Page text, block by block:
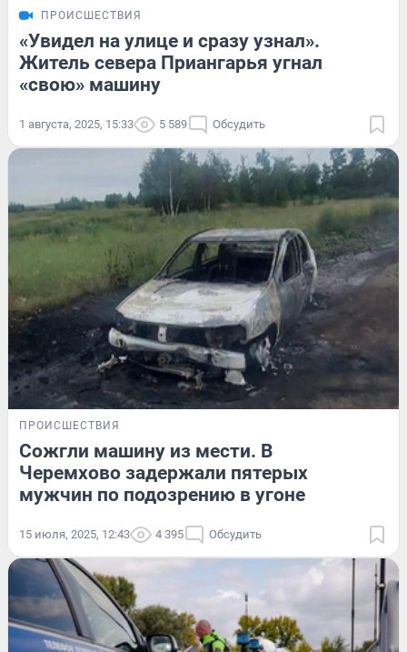
ПРОИСШЕСТВИЯ
«Увидел на улице и сразу узнал».
Житель севера Приангарья угнал
«свою» машину
1 августа, 2025, 15:33 5 589 Обсудить
ПРОИСШЕСТВИЯ
Сожгли машину из мести. В
Черемхово задержали пятерых
мужчин по подозрению в угоне
15 июля, 2025, 12:43 4 395 Обсудить